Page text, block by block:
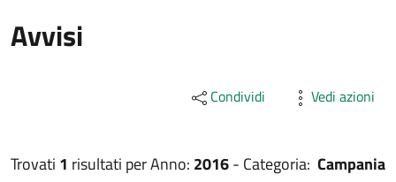
Avvisi
Condividi Vedi azioni
Trovati 1 risultati perAnno: 2016- Categoria: Campania